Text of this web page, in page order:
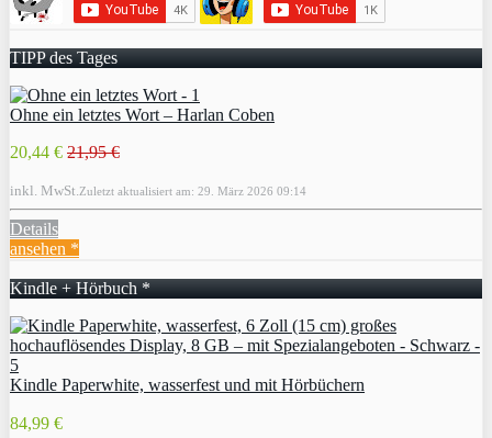
TIPP des Tages
Ohne ein letztes Wort – Harlan Coben
20,44 € 21,95 €
inkl. MwSt. Zuletzt aktualisiert am: 29. März 2026 09:14
Details
ansehen *
Kindle + Hörbuch *
Kindle Paperwhite, wasserfest und mit Hörbüchern
84,99 €